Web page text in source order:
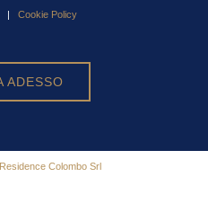
| Cookie Policy
ADESSO
Colombo Srl